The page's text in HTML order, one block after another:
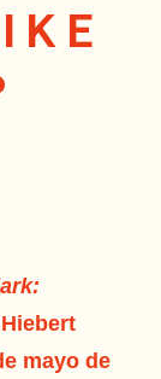
mayo de